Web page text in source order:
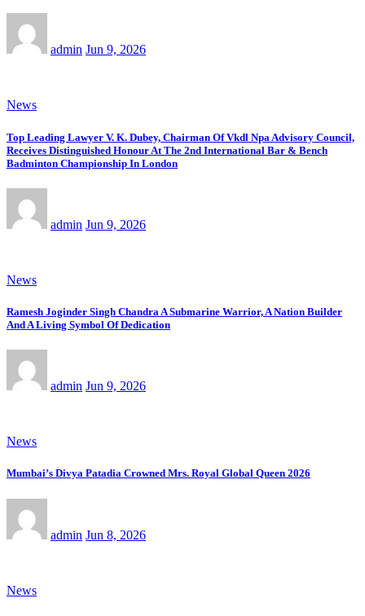
admin Jun 9, 2026
News
Top Leading Lawyer V. K. Dubey, Chairman Of Vkdl Npa Advisory Council,
Receives Distinguished Honour At The 2nd International Bar & Bench
Badminton Championship In London
admin Jun 9, 2026
News
Ramesh Joginder Singh Chandra A Submarine Warrior, A Nation Builder
And A Living Symbol Of Dedication
admin Jun 9, 2026
News
Mumbai’s Divya Patadia Crowned Mrs. Royal Global Queen 2026
admin Jun 8, 2026
News